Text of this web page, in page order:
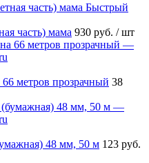
Быстрый
часть) мама 930 руб. / шт
метров прозрачный 38
48 мм, 50 м 123 руб.